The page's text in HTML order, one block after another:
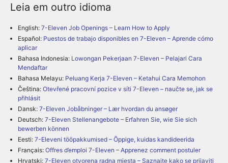
Leia em outro idioma
English: 7-Eleven Job Openings – Learn How to Apply
Español: Puestos de trabajo disponibles en 7-Eleven – Aprende cómo
aplicar
Bahasa Indonesia: Lowongan Pekerjaan 7-Eleven – Pelajari Cara
Mendaftar
Bahasa Melayu: Peluang Kerja 7-Eleven – Ketahui Cara Memohon
Čeština: Otevřené pracovní pozice v síti 7-Eleven – naučte se, jak se
přihlásit
Dansk: 7-Eleven Jobåbninger – Lær hvordan du ansøger
Deutsch: 7-Eleven Stellenangebote – Erfahren Sie, wie Sie sich
bewerben können
Eesti: 7-Eleveni tööpakkumised – Õppige, kuidas kandideerida
Français: Offres d’emploi 7-Eleven – Apprenez comment postuler
Hrvatski: 7-Eleven otvorena radna mjesta – Saznajte kako se prijaviti